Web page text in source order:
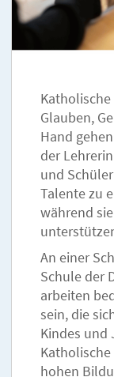
Glauben,
Hand
der
und
Talente zu
während
An einer
Schule der
arbeiten
sein, die
Kindes und
hohen